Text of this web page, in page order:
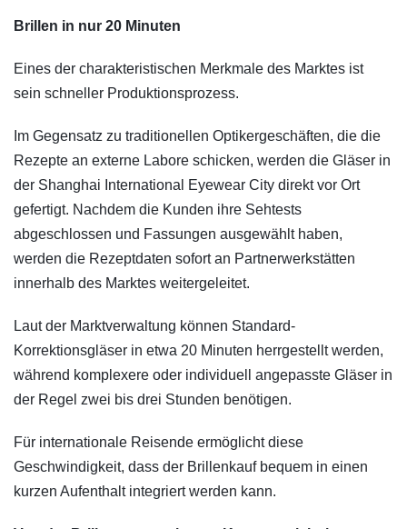
Brillen in nur 20 Minuten
Eines der charakteristischen Merkmale des Marktes ist
sein schneller Produktionsprozess.
Im Gegensatz zu traditionellen Optikergeschäften, die die
Rezepte an externe Labore schicken, werden die Gläser in
der Shanghai International Eyewear City direkt vor Ort
gefertigt. Nachdem die Kunden ihre Sehtests
abgeschlossen und Fassungen ausgewählt haben,
werden die Rezeptdaten sofort an Partnerwerkstätten
innerhalb des Marktes weitergeleitet.
Laut der Marktverwaltung können Standard-
Korrektionsgläser in etwa 20 Minuten herrgestellt werden,
während komplexere oder individuell angepasste Gläser in
der Regel zwei bis drei Stunden benötigen.
Für internationale Reisende ermöglicht diese
Geschwindigkeit, dass der Brillenkauf bequem in einen
kurzen Aufenthalt integriert werden kann.